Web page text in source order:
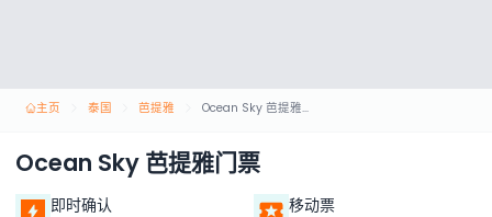
主页 泰国 芭提雅 Ocean Sky 芭提雅门票
Ocean Sky 芭提雅门票
即时确认 移动票